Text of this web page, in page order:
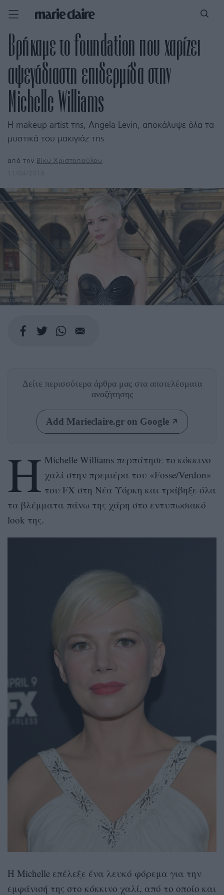
Βρήκαμε το foundation που χαρίζει
αψεγάδιαστη επιδερμίδα στην
Michelle Williams
H makeup artist της, Angela Levin, αποκάλυψε όλα τα
μυστικά του μακιγιάζ της
από την Bίκυ Χριστοπούλου
GETTY IMAGES
Δείτε περισσότερα άρθρα μας στα αποτελέσματα
αναζήτησης
Add Marieclaire.gr on Google
Η Michelle Williams περπάτησε το κόκκινο
χαλί στην πρεμιέρα του «Fosse/Verdon»
του FX στη Νέα Υόρκη και τράβηξε όλα
τα βλέμματα πάνω της χάρη στο εντυπωσιακό
look της.
Η Michelle επέλεξε ένα λευκό φόρεμα για την
εμφάνισή της στο κόκκινο χαλί, από το οποίο και